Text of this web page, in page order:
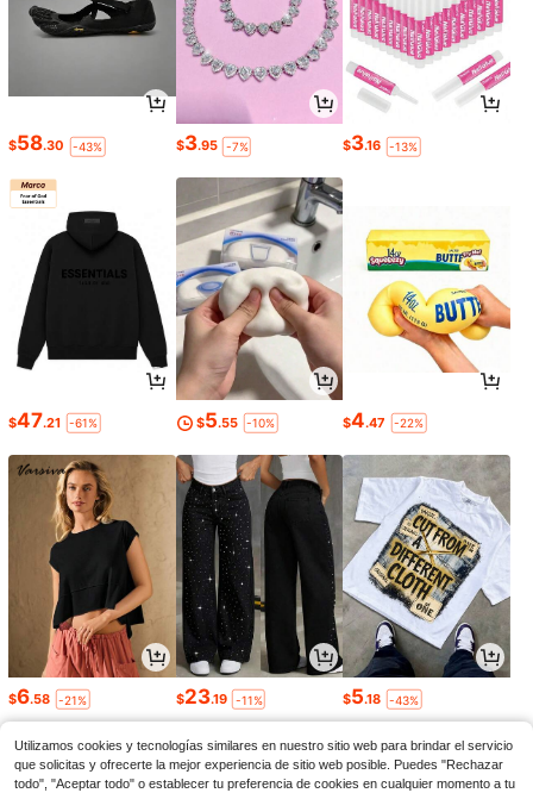
$58.30 -43% $3.95 -7% $3.16 -13%
$47.21 -61% $5.55 -10% $4.47 -22%
$6.58 -21% $23.19 -11% $5.18 -43%
Utilizamos cookies y tecnologías similares en nuestro sitio web para brindar el servicio
que solicitas y ofrecerte la mejor experiencia de sitio web posible. Puedes "Rechazar
todo", "Aceptar todo" o establecer tu preferencia de cookies en cualquier momento a tu